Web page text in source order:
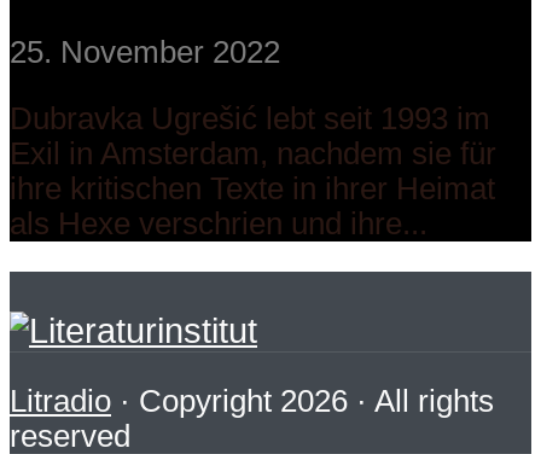
25. November 2022
Dubravka Ugrešić lebt seit 1993 im
Exil in Amsterdam, nachdem sie für
ihre kritischen Texte in ihrer Heimat
als Hexe verschrien und ihre...
Litradio · Copyright 2026 · All rights
reserved